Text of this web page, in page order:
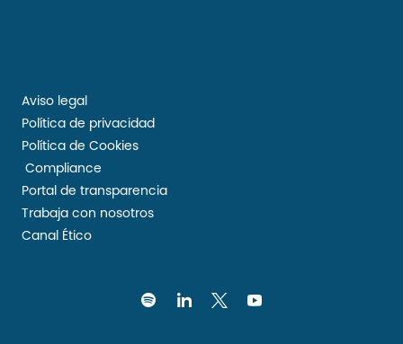
Aviso legal
Política de privacidad
Política de Cookies
Compliance
Portal de transparencia
Trabaja con nosotros
Canal Ético